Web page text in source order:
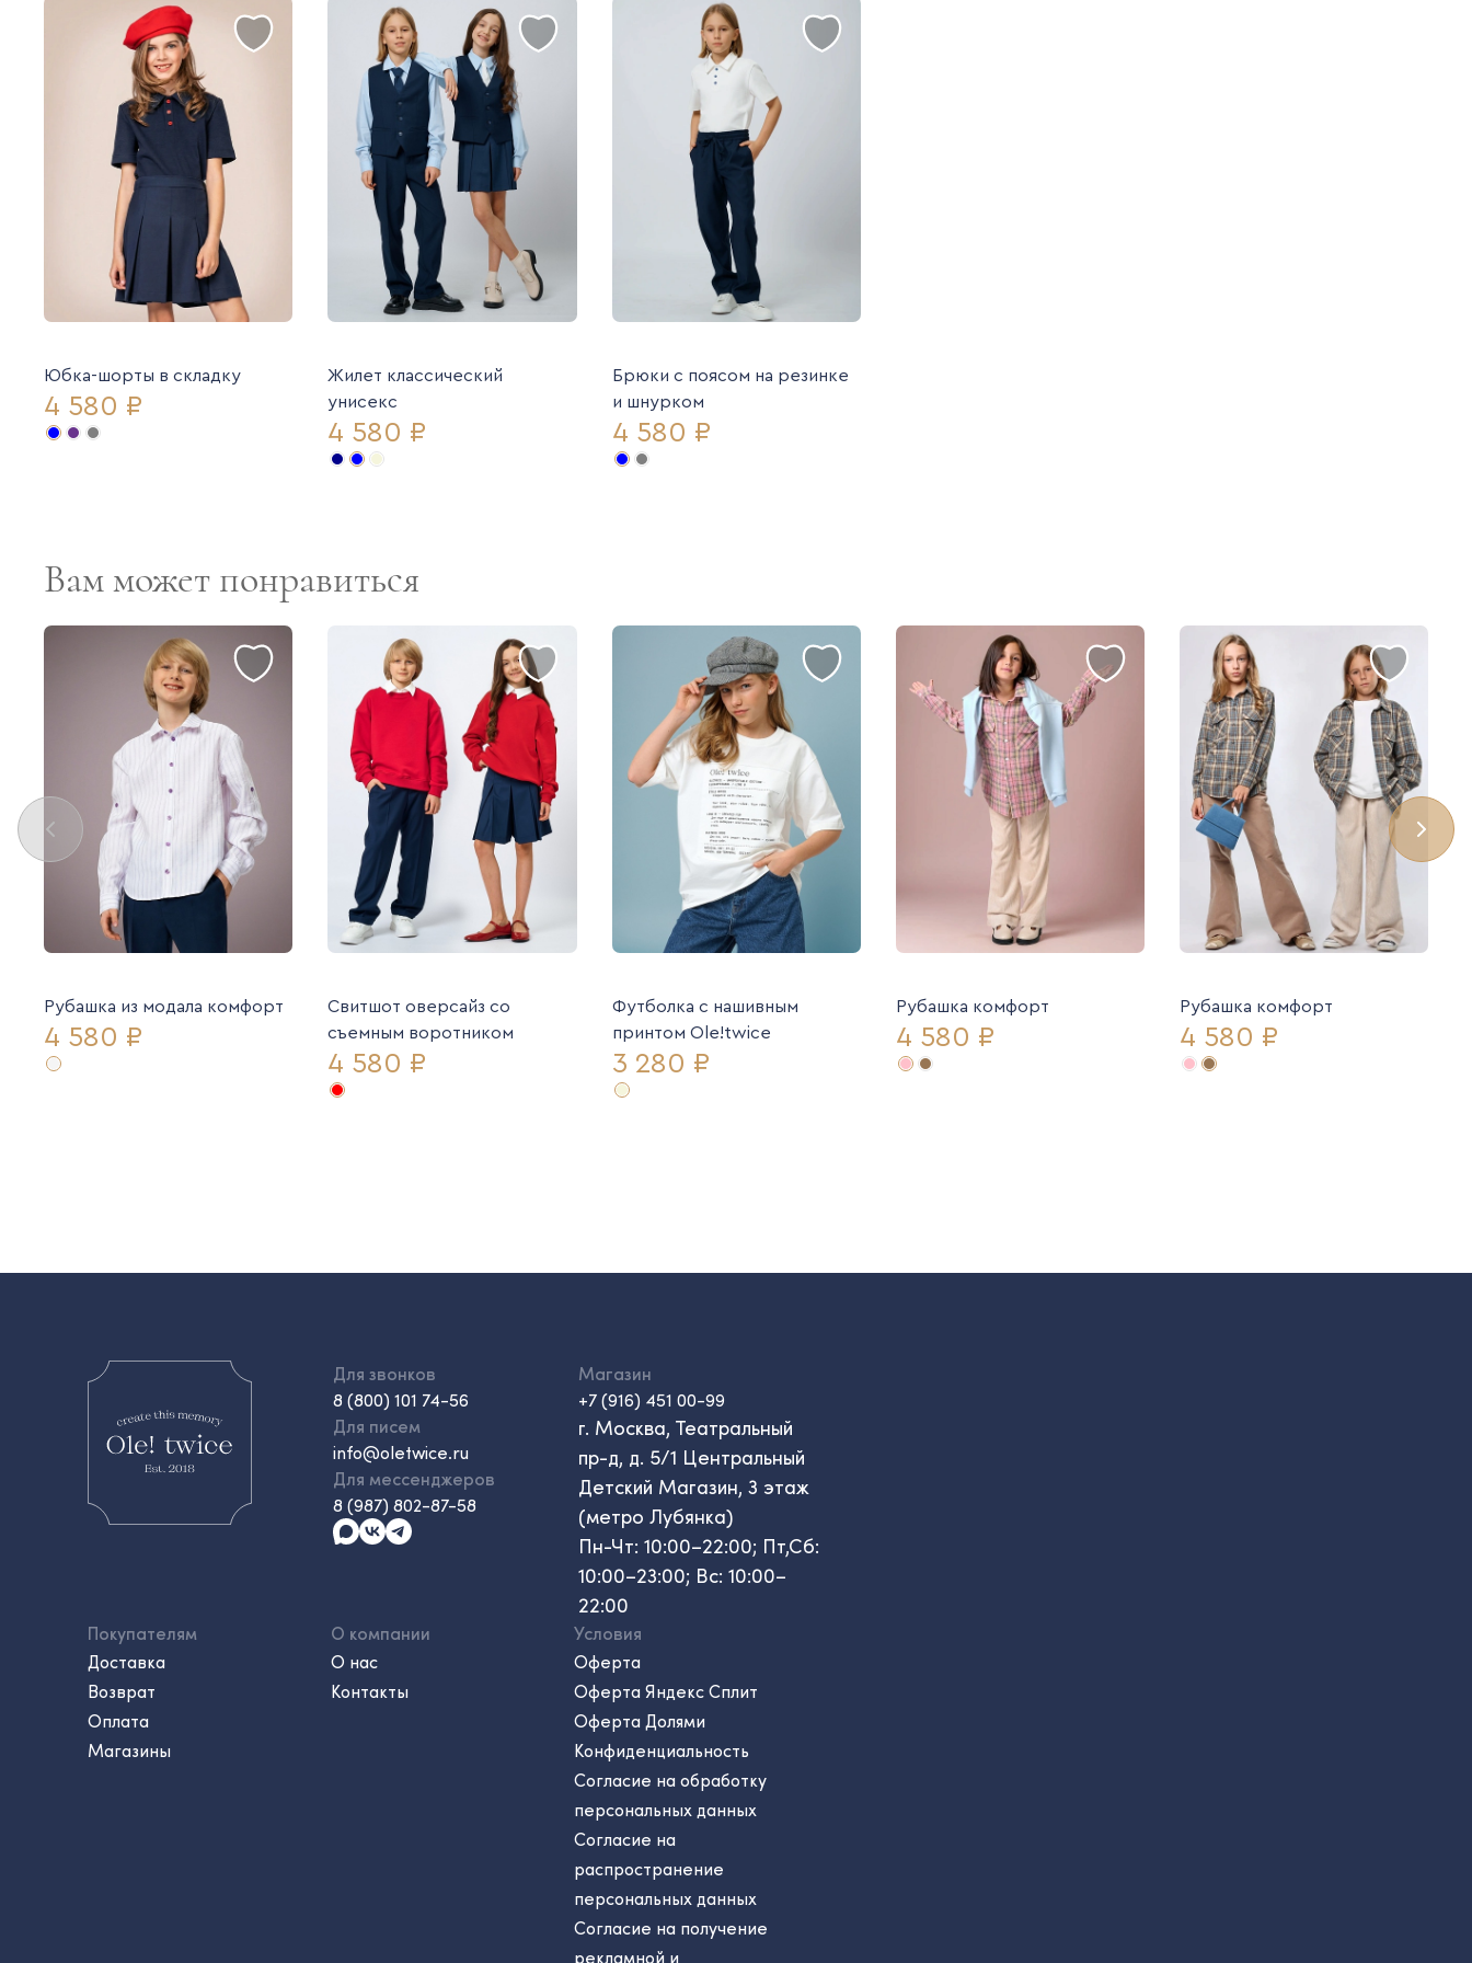
Юбка-шорты в складку
4 580 ₽
Жилет классический
унисекс
4 580 ₽
Брюки с поясом на резинке
и шнурком
4 580 ₽
Вам может понравиться
Рубашка из модала комфорт
4 580 ₽
Свитшот оверсайз со
съемным воротником
4 580 ₽
Футболка с нашивным
принтом Ole!twice
3 280 ₽
Рубашка комфорт
4 580 ₽
Рубашка комфорт
4 580 ₽
Для звонков
8 (800) 101 74-56
Для писем
info@oletwice.ru
Для мессенджеров
8 (987) 802-87-58
Магазин
+7 (916) 451 00-99
г. Москва, Театральный
пр-д, д. 5/1 Центральный
Детский Магазин, 3 этаж
(метро Лубянка)
Пн-Чт: 10:00–22:00; Пт,Сб:
10:00–23:00; Вс: 10:00–
22:00
Покупателям
Доставка
Возврат
Оплата
Магазины
О компании
О нас
Контакты
Условия
Оферта
Оферта Яндекс Сплит
Оферта Долями
Конфиденциальность
Согласие на обработку
персональных данных
Согласие на
распространение
персональных данных
Согласие на получение
рекламной и